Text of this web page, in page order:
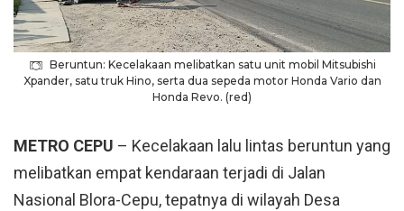
Beruntun: Kecelakaan melibatkan satu unit mobil Mitsubishi
Xpander, satu truk Hino, serta dua sepeda motor Honda Vario dan
Honda Revo. (red)
METRO CEPU – Kecelakaan lalu lintas beruntun yang
melibatkan empat kendaraan terjadi di Jalan
Nasional Blora-Cepu, tepatnya di wilayah Desa